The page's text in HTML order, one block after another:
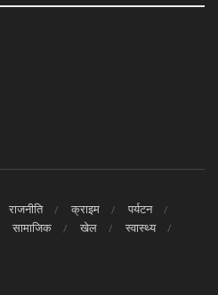
राजनीति क्राइम
पर्यटन
सामाजिक खेल
स्वास्थ्य